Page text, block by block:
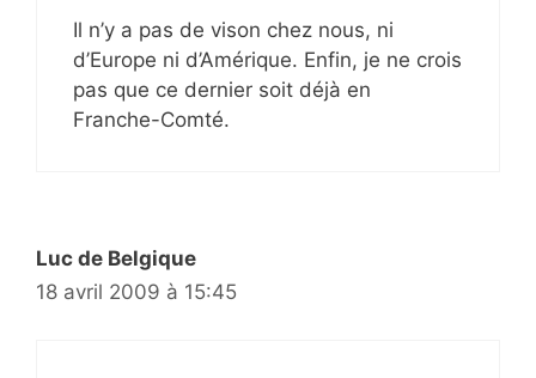
Il n’y a pas de vison chez nous, ni
d’Europe ni d’Amérique. Enfin, je ne crois
pas que ce dernier soit déjà en
Franche-Comté.
Luc de Belgique
18 avril 2009 à 15:45